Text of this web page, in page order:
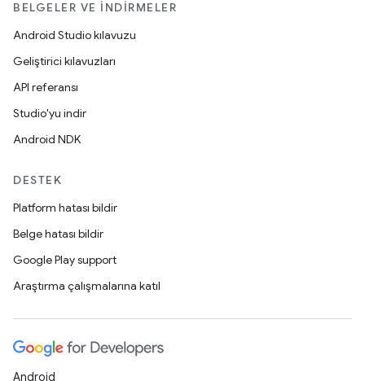
BELGELER VE İNDIRMELER
Android Studio kılavuzu
Geliştirici kılavuzları
API referansı
Studio'yu indir
Android NDK
DESTEK
Platform hatası bildir
Belge hatası bildir
Google Play support
Araştırma çalışmalarına katıl
Android